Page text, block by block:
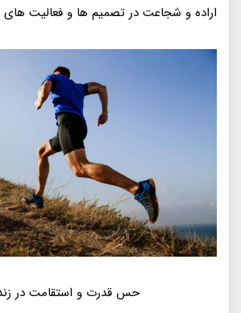
اراده و شجاعت در تصمیم ها و فعالیت
حس قدرت و استقامت در